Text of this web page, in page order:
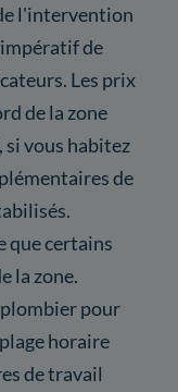
l'intervention
de
Les prix
de la zone
si vous habitez
de
que certains
la zone.
pour
horaire
de travail